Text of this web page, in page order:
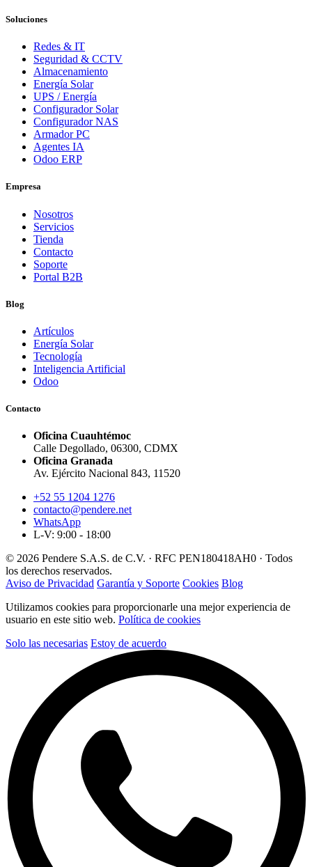
Soluciones
Redes & IT
Seguridad & CCTV
Almacenamiento
Energía Solar
UPS / Energía
Configurador Solar
Configurador NAS
Armador PC
Agentes IA
Odoo ERP
Empresa
Nosotros
Servicios
Tienda
Contacto
Soporte
Portal B2B
Blog
Artículos
Energía Solar
Tecnología
Inteligencia Artificial
Odoo
Contacto
Oficina Cuauhtémoc
Calle Degollado, 06300, CDMX
Oficina Granada
Av. Ejército Nacional 843, 11520
+52 55 1204 1276
contacto@pendere.net
WhatsApp
L-V: 9:00 - 18:00
© 2026 Pendere S.A.S. de C.V. · RFC PEN180418AH0 · Todos
los derechos reservados.
Aviso de Privacidad Garantía y Soporte Cookies Blog
Utilizamos cookies para proporcionarle una mejor experiencia de
usuario en este sitio web. Política de cookies
Solo las necesarias Estoy de acuerdo